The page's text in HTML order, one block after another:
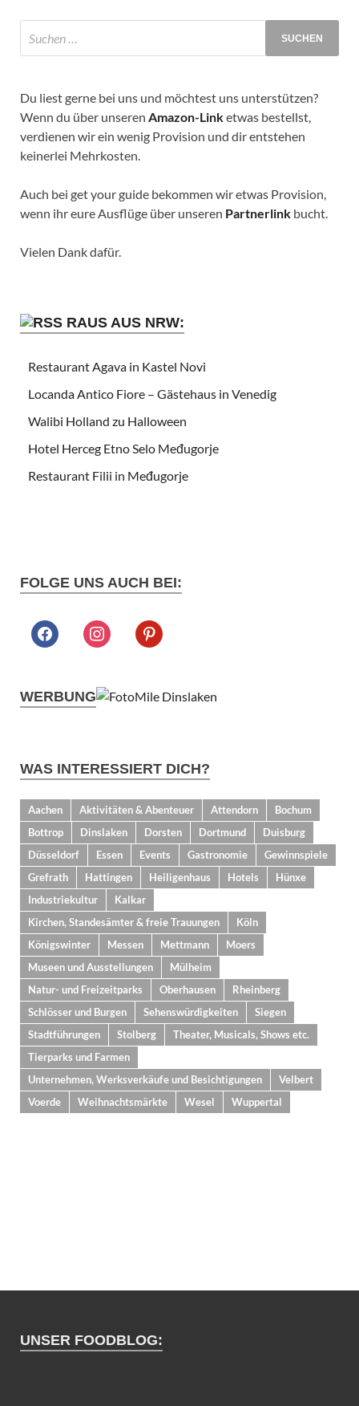
Du liest gerne bei uns und möchtest uns unterstützen?
Wenn du über unseren Amazon-Linketwas bestellst,
verdienen wir ein wenig Provision und dir entstehen
keinerlei Mehrkosten.
Auch bei get your guide bekommen wir etwas Provision,
wenn ihr eure Ausflüge über unseren Partnerlink bucht.
Vielen Dank dafür.
RAUS AUS NRW:
Restaurant Agava in Kastel Novi
Locanda Antico Fiore – Gästehaus in Venedig
Walibi Holland zu Halloween
Hotel Herceg Etno Selo Međugorje
Restaurant Filii in Međugorje
FOLGE UNS AUCH BEI:
WERBUNG
WAS INTERESSIERT DICH?
Aachen Aktivitäten & Abenteuer Attendorn
Bochum
Bottrop
Dinslaken Dorsten Dortmund
Duisburg
Düsseldorf
Essen Events Gastronomie
Gewinnspiele
Grefrath
Hattingen Heiligenhaus Hotels
Hünxe
Industriekultur
Kalkar
Kirchen, Standesämter & freie Trauungen
Köln
Königswinter
Messen Mettmann
Moers
Museen und Ausstellungen
Mülheim
Natur- und Freizeitparks
Oberhausen
Rheinberg
Schlösser und Burgen
Sehenswürdigkeiten
Siegen
Stadtführungen
Stolberg
Theater, Musicals, Shows etc.
Tierparks und Farmen
Unternehmen, Werksverkäufe und Besichtigungen
Velbert
Voerde
Weihnachtsmärkte Wesel Wuppertal
UNSER FOODBLOG: